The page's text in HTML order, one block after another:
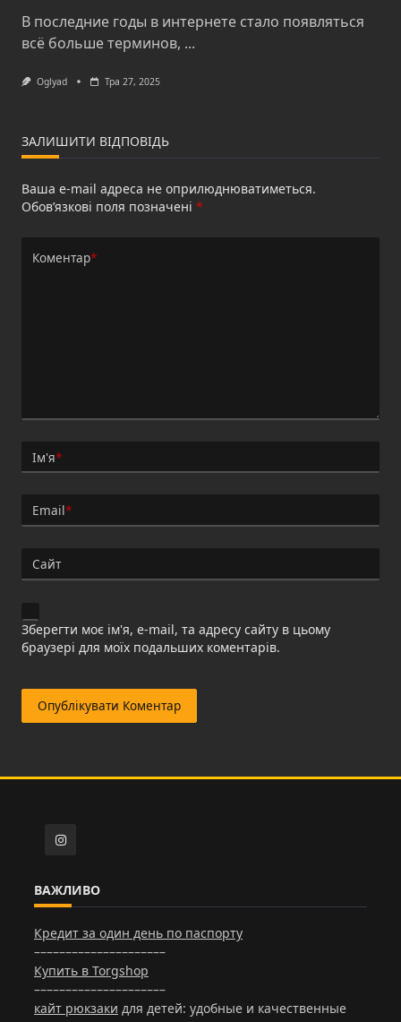
В последние годы в интернете стало появляться
всё больше терминов, ...
Oglyad Тра 27, 2025
ЗАЛИШИТИ ВІДПОВІДЬ
Ваша e-mail адреса не оприлюднюватиметься.
Обов’язкові поля позначені *
Коментар*
Ім'я*
Email*
Сайт
Зберегти моє ім'я, e-mail, та адресу сайту в цьому
браузері для моїх подальших коментарів.
ВАЖЛИВО
Кредит за один день по паспорту
–––––––––––––––––––––
Купить в Torgshop
–––––––––––––––––––––
кайт рюкзаки для детей: удобные и качественные